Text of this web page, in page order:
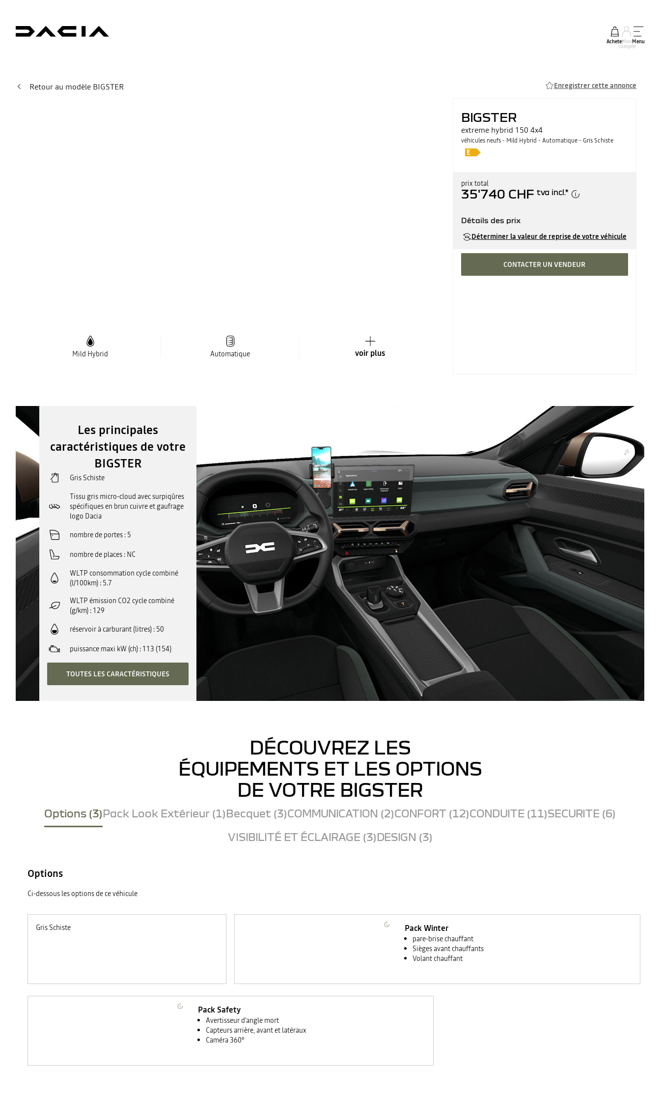
AcheterMon
compte
Menu
Retour au modèle BIGSTER Enregistrer cette annonce
Mild Hybrid Automatique voir plus
BIGSTER
extreme hybrid 150 4x4
véhicules neufs - Mild Hybrid - Automatique - Gris Schiste
prix total
35'740 CHF tva incl.*
Détails des prix
Déterminer la valeur de reprise de votre véhicule
CONTACTER UN VENDEUR
Les principales
caractéristiques de votre
BIGSTER
Gris Schiste
Tissu gris micro-cloud avec surpiqûres
spécifiques en brun cuivre et gaufrage
logo Dacia
nombre de portes 5
nombre de places NC
WLTP consommation cycle combiné
(l/100km) 5.7
WLTP émission CO2 cycle combiné
(g/km) 129
réservoir à carburant (litres) 50
puissance maxi kW (ch) 113 (154)
TOUTES LES CARACTÉRISTIQUES
DÉCOUVREZ LES
ÉQUIPEMENTS ET LES OPTIONS
DE VOTRE BIGSTER
Options (3)Pack Look Extérieur (1)Becquet (3)COMMUNICATION (2)CONFORT (12)CONDUITE (11)SECURITE (6)
VISIBILITÉ ET ÉCLAIRAGE (3)DESIGN (3)
Options
Ci-dessous les options de ce véhicule
Gris Schiste Pack Winter
pare-brise chauffant
Sièges avant chauffants
Volant chauffant
Pack Safety
Avertisseur d'angle mort
Capteurs arrière, avant et latéraux
Caméra 360°